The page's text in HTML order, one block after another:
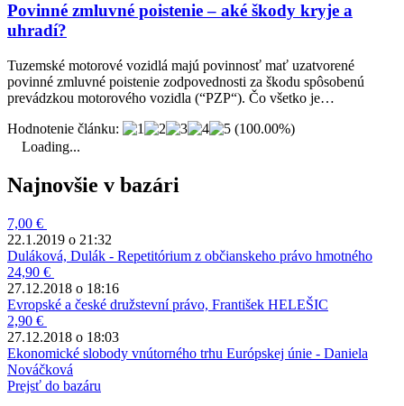
Povinné zmluvné poistenie – aké škody kryje a
uhradí?
Tuzemské motorové vozidlá majú povinnosť mať uzatvorené
povinné zmluvné poistenie zodpovednosti za škodu spôsobenú
prevádzkou motorového vozidla (“PZP“). Čo všetko je…
Hodnotenie článku:
(100.00%)
Loading...
Najnovšie v bazári
7,00 €
22.1.2019 o 21:32
Duláková, Dulák - Repetitórium z občianskeho právo hmotného
24,90 €
27.12.2018 o 18:16
Evropské a české družstevní právo, František HELEŠIC
2,90 €
27.12.2018 o 18:03
Ekonomické slobody vnútorného trhu Európskej únie - Daniela
Nováčková
Prejsť do bazáru